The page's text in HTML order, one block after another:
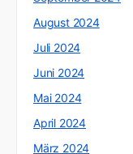
August 2024
Juli 2024
Juni 2024
Mai 2024
April 2024
März 2024